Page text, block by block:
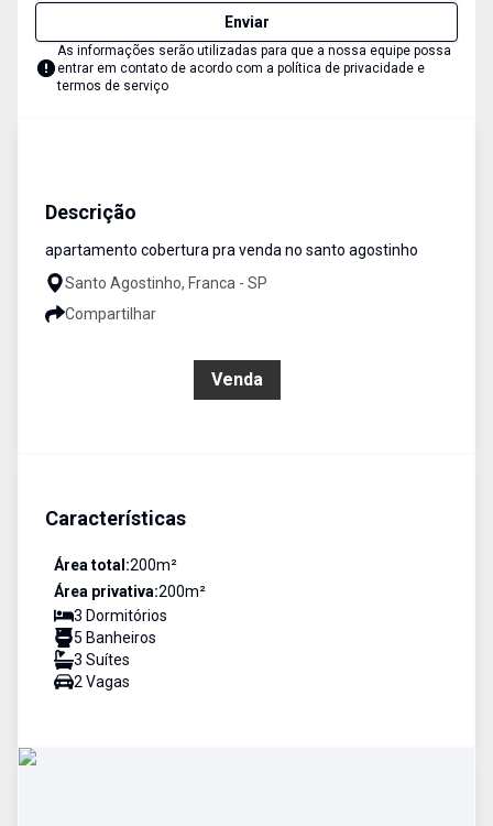
Enviar
As informações serão utilizadas para que a nossa equipe possa
entrar em contato de acordo com a política de privacidade e
termos de serviço
Descrição
apartamento cobertura pra venda no santo agostinho
Santo Agostinho, Franca - SP
Compartilhar
Venda
Características
Área total:200m²
Área privativa:200m²
3 Dormitórios
5 Banheiros
3 Suítes
2 Vagas